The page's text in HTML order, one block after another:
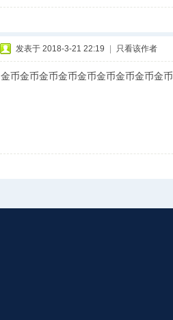
发表于 2018-3-21 22:19 只看该作者
金币金币金币金币金币金币金币金币金